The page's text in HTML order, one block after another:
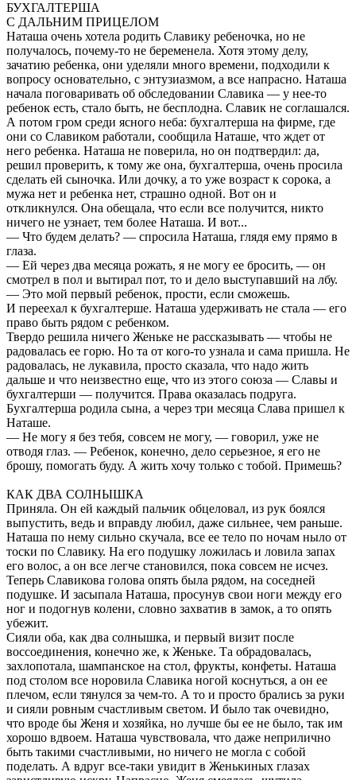
БУХГАЛТЕРША
С ДАЛЬНИМ ПРИЦЕЛОМ
Наташа очень хотела родить Славику ребеночка, но не
получалось, почему-то не беременела. Хотя этому делу,
зачатию ребенка, они уделяли много времени, подходили к
вопросу основательно, с энтузиазмом, а все напрасно. Наташа
начала поговаривать об обследовании Славика — у нее-то
ребенок есть, стало быть, не бесплодна. Славик не соглашался.
А потом гром среди ясного неба: бухгалтерша на фирме, где
они со Славиком работали, сообщила Наташе, что ждет от
него ребенка. Наташа не поверила, но он подтвердил: да,
решил проверить, к тому же она, бухгалтерша, очень просила
сделать ей сыночка. Или дочку, а то уже возраст к сорока, а
мужа нет и ребенка нет, страшно одной. Вот он и
откликнулся. Она обещала, что если все получится, никто
ничего не узнает, тем более Наташа. И вот...
— Что будем делать? — спросила Наташа, глядя ему прямо в
глаза.
— Ей через два месяца рожать, я не могу ее бросить, — он
смотрел в пол и вытирал пот, то и дело выступавший на лбу.
— Это мой первый ребенок, прости, если сможешь.
И переехал к бухгалтерше. Наташа удерживать не стала — его
право быть рядом с ребенком.
Твердо решила ничего Женьке не рассказывать — чтобы не
радовалась ее горю. Но та от кого-то узнала и сама пришла. Не
радовалась, не лукавила, просто сказала, что надо жить
дальше и что неизвестно еще, что из этого союза — Славы и
бухгалтерши — получится. Права оказалась подруга.
Бухгалтерша родила сына, а через три месяца Слава пришел к
Наташе.
— Не могу я без тебя, совсем не могу, — говорил, уже не
отводя глаз. — Ребенок, конечно, дело серьезное, я его не
брошу, помогать буду. А жить хочу только с тобой. Примешь?
КАК ДВА СОЛНЫШКА
Приняла. Он ей каждый пальчик обцеловал, из рук боялся
выпустить, ведь и вправду любил, даже сильнее, чем раньше.
Наташа по нему сильно скучала, все ее тело по ночам ныло от
тоски по Славику. На его подушку ложилась и ловила запах
его волос, а он все легче становился, пока совсем не исчез.
Теперь Славикова голова опять была рядом, на соседней
подушке. И засыпала Наташа, просунув свои ноги между его
ног и подогнув колени, словно захватив в замок, а то опять
убежит.
Сияли оба, как два солнышка, и первый визит после
воссоединения, конечно же, к Женьке. Та обрадовалась,
захлопотала, шампанское на стол, фрукты, конфеты. Наташа
под столом все норовила Славика ногой коснуться, а он ее
плечом, если тянулся за чем-то. А то и просто брались за руки
и сияли ровным счастливым светом. И было так очевидно,
что вроде бы Женя и хозяйка, но лучше бы ее не было, так им
хорошо вдвоем. Наташа чувствовала, что даже неприлично
быть такими счастливыми, но ничего не могла с собой
поделать. А вдруг все-таки увидит в Женькиных глазах